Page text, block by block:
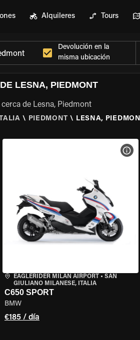
Alquileres Tours
Devolución en la
misma ubicación
LESNA, PIEDMONT
de Lesna, Piedmont
\ PIEDMONT \ LESNA,
ESPECIFICACIONES DE LA MOTO
EAGLERIDER MILAN AIRPORT• SAN
GIULIANO MILANESE, ITALIA
C650 SPORT
BMW
€185 / día